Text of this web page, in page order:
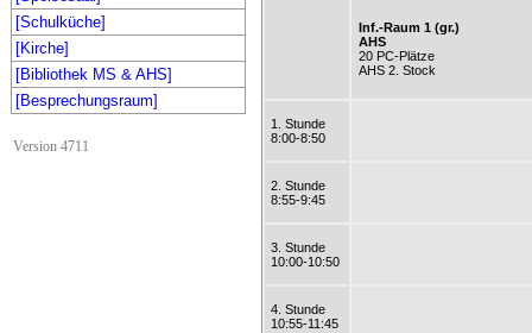
[Schulküche]
[Kirche]
[Bibliothek MS & AHS]
[Besprechungsraum]
Version 4711
Inf.-Raum 1 (gr.)
AHS
20 PC-Plätze
AHS 2. Stock
1. Stunde
8:00-8:50
2. Stunde
8:55-9:45
3. Stunde
10:00-10:50
4. Stunde
10:55-11:45